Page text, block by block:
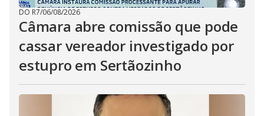
DO R7/06/08/2026
Câmara abre comissão que pode
cassar vereador investigado por
estupro em Sertãozinho